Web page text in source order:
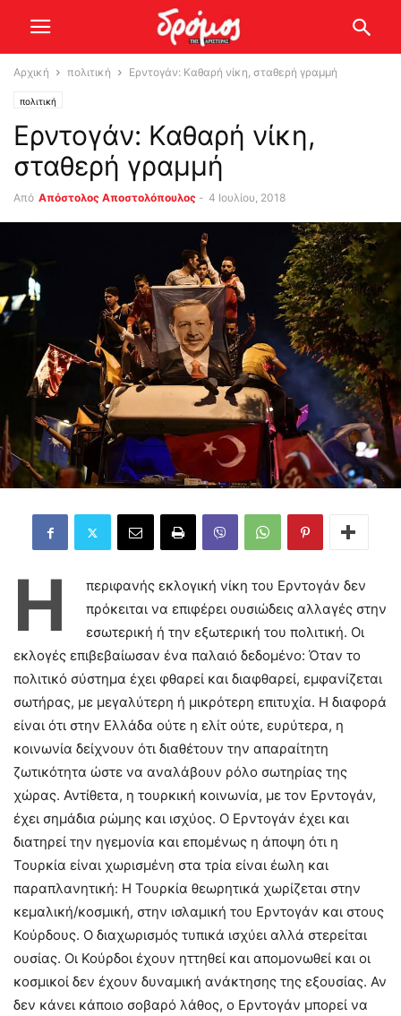
Αρχική πολιτική Ερντογάν: Καθαρή νίκη, σταθερή γραμμή
πολιτική
Ερντογάν: Καθαρή νίκη,
σταθερή γραμμή
Από Απόστολος Αποστολόπουλος - 4 Ιουλίου, 2018
Η
περιφανής εκλογική νίκη του Ερντογάν δεν
πρόκειται να επιφέρει ουσιώδεις αλλαγές στην
εσωτερική ή την εξωτερική του πολιτική. Οι
εκλογές επιβεβαίωσαν ένα παλαιό δεδομένο: Όταν το
πολιτικό σύστημα έχει φθαρεί και διαφθαρεί, εμφανίζεται
σωτήρας, με μεγαλύτερη ή μικρότερη επιτυχία. Η διαφορά
είναι ότι στην Ελλάδα ούτε η ελίτ ούτε, ευρύτερα, η
κοινωνία δείχνουν ότι διαθέτουν την απαραίτητη
ζωτικότητα ώστε να αναλάβουν ρόλο σωτηρίας της
χώρας. Αντίθετα, η τουρκική κοινωνία, με τον Ερντογάν,
έχει σημάδια ρώμης και ισχύος. Ο Ερντογάν έχει και
διατηρεί την ηγεμονία και επομένως η άποψη ότι η
Τουρκία είναι χωρισμένη στα τρία είναι έωλη και
παραπλανητική: Η Τουρκία θεωρητικά χωρίζεται στην
κεμαλική/κοσμική, στην ισλαμική του Ερντογάν και στους
Κούρδους. Ο διαχωρισμός τυπικά ισχύει αλλά στερείται
ουσίας. Οι Κούρδοι έχουν ηττηθεί και απομονωθεί και οι
κοσμικοί δεν έχουν δυναμική ανάκτησης της εξουσίας. Αν
δεν κάνει κάποιο σοβαρό λάθος, ο Ερντογάν μπορεί να